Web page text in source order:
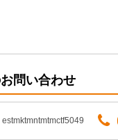
問い合わせ